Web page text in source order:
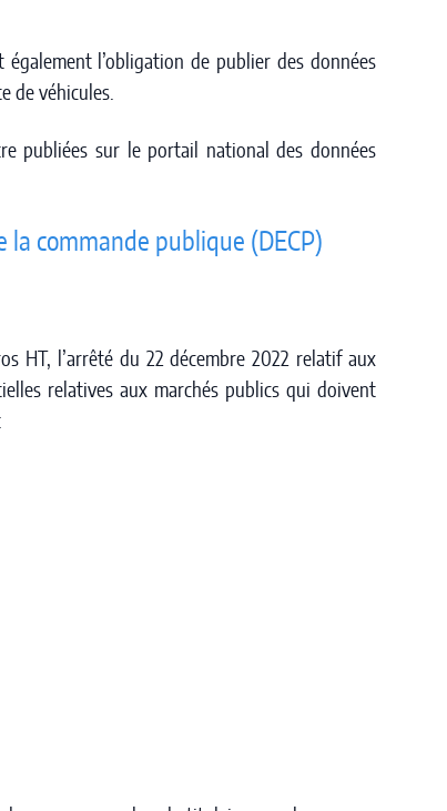
l’obligation de publier des données
de véhicules.
publiées sur le portail national des données
la commande publique (DECP)
HT, l’arrêté du 22 décembre 2022 relatif aux
relatives aux marchés publics qui doivent